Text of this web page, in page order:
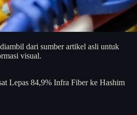
dari sumber artikel asli untuk
visual.
Lepas 84,9% Infra Fiber ke Hashim